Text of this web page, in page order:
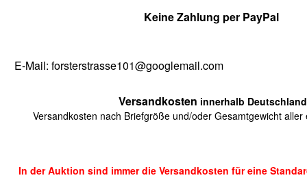
Keine Zahlung per PayPal
E-Mail: forsterstrasse101@googlemail.com
Versandkosten innerhalb Deutschland
Versandkosten nach Briefgröße und/oder Gesamtgewicht
In der Auktion sind immer die Versandkosten für eine